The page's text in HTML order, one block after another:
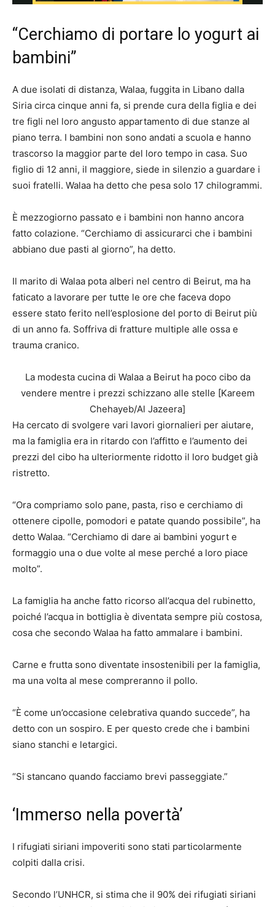
Video
“Cerchiamo di portare lo yogurt ai
bambini”
A due isolati di distanza, Walaa, fuggita in Libano dalla
Siria circa cinque anni fa, si prende cura della figlia e dei
tre figli nel loro angusto appartamento di due stanze al
piano terra. I bambini non sono andati a scuola e hanno
trascorso la maggior parte del loro tempo in casa. Suo
figlio di 12 anni, il maggiore, siede in silenzio a guardare i
suoi fratelli. Walaa ha detto che pesa solo 17 chilogrammi.
È mezzogiorno passato e i bambini non hanno ancora
fatto colazione. “Cerchiamo di assicurarci che i bambini
abbiano due pasti al giorno”, ha detto.
Il marito di Walaa pota alberi nel centro di Beirut, ma ha
faticato a lavorare per tutte le ore che faceva dopo
essere stato ferito nell’esplosione del porto di Beirut più
di un anno fa. Soffriva di fratture multiple alle ossa e
trauma cranico.
La modesta cucina di Walaa a Beirut ha poco cibo da
vendere mentre i prezzi schizzano alle stelle [Kareem
Chehayeb/Al Jazeera]
Ha cercato di svolgere vari lavori giornalieri per aiutare,
ma la famiglia era in ritardo con l’affitto e l’aumento dei
prezzi del cibo ha ulteriormente ridotto il loro budget già
ristretto.
“Ora compriamo solo pane, pasta, riso e cerchiamo di
ottenere cipolle, pomodori e patate quando possibile”, ha
detto Walaa. “Cerchiamo di dare ai bambini yogurt e
formaggio una o due volte al mese perché a loro piace
molto”.
La famiglia ha anche fatto ricorso all’acqua del rubinetto,
poiché l’acqua in bottiglia è diventata sempre più costosa,
cosa che secondo Walaa ha fatto ammalare i bambini.
Carne e frutta sono diventate insostenibili per la famiglia,
ma una volta al mese compreranno il pollo.
“È come un’occasione celebrativa quando succede”, ha
detto con un sospiro. E per questo crede che i bambini
siano stanchi e letargici.
“Si stancano quando facciamo brevi passeggiate.”
‘Immerso nella povertà’
I rifugiati siriani impoveriti sono stati particolarmente
colpiti dalla crisi.
Secondo l’UNHCR, si stima che il 90% dei rifugiati siriani